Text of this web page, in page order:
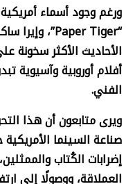
ورغم وجود أسماء
“
Paper Tiger” ، وإيرا
الأحاديث الأكثر سخونة
أفلام أوروبية وآسيوية
الفني.
ويرى متابعون أن هذا
صناعة السينما
إضرابات الكُتاب
العملاقة، ووصولًا إلى